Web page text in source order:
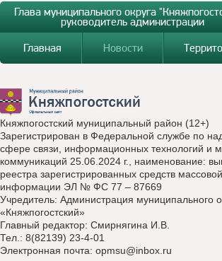
Глава муниципального округа
руководитель администрации
Главная
Новости
Княжпогостский муниципальный район (12+)
Зарегистрирован в Федеральной службе по
сфере связи, информационных технологий и
коммуникаций 25.06.2024 г., наименование:
реестра зарегистрированных средств массовой
информации ЭЛ № ФС 77 – 87669
Учредитель: Администрация муниципального
«Княжпогостский»
Главный редактор: Смирнягина И.В.
Тел.: 8(82139) 23-4-01
Электронная почта: opmsu@inbox.ru